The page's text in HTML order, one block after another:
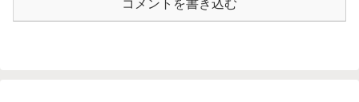
コメントを書き込む